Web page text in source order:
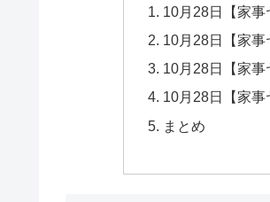
10月28日【家
10月28日【家
10月28日【家事
10月28日【家
まとめ